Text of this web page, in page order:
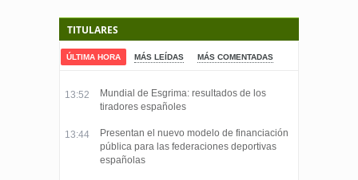
TITULARES
ÚLTIMA HORA MÁS LEÍDAS MÁS COMENTADAS
13:52
Mundial de Esgrima: resultados de los
tiradores españoles
13:44
Presentan el nuevo modelo de financiación
pública para las federaciones deportivas
españolas